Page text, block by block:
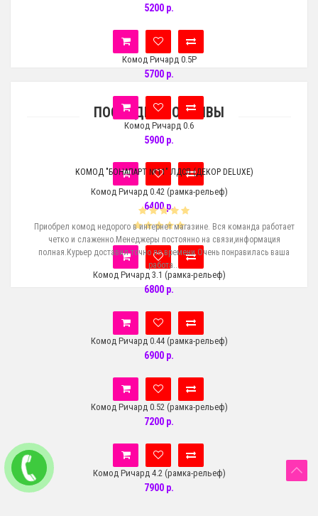
5200 р.
Комод Ричард 0.5Р
5700 р.
Комод Ричард 0.6
5900 р.
Комод Ричард 0.42 (рамка-рельеф)
6400 р.
Комод Ричард 3.1 (рамка-рельеф)
6800 р.
Комод Ричард 0.44 (рамка-рельеф)
6900 р.
Комод Ричард 0.52 (рамка-рельеф)
7200 р.
Комод Ричард 4.2 (рамка-рельеф)
7900 р.
ПОСЛЕДНИЕ ОТЗЫВЫ
КОМОД "БОНАПАРТ №11" ЛДСП (ДЕКОР DELUXE)
Приобрел комод недорого в интернет магазине. Вся команда работает
четко и слаженно.Менеджеры постоянно на связи,информация
полная.Курьер доставил точно по времени.Очень понравилась ваша
работа...